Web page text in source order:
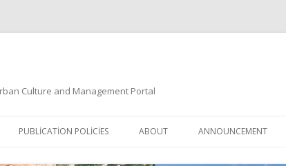
Culture and Management Portal
atla
PUBLICATION POLICIES ABOUT ANNOUNCEMENT